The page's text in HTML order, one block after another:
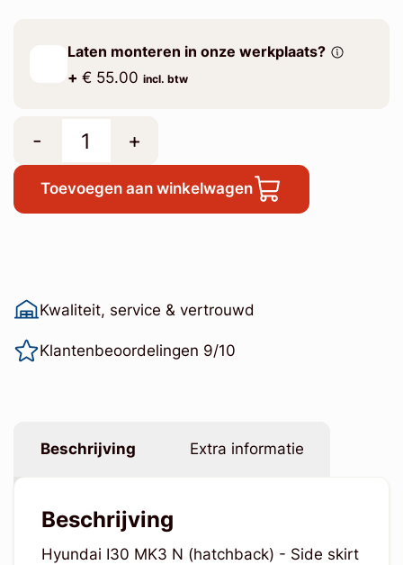
Laten monteren in onze werkplaats?
+ € 55.00 incl. btw
- +
Toevoegen aan winkelwagen
Kwaliteit, service & vertrouwd
Klantenbeoordelingen 9/10
Beschrijving Extra informatie
Beschrijving
Hyundai I30 MK3 N (hatchback) - Side skirt